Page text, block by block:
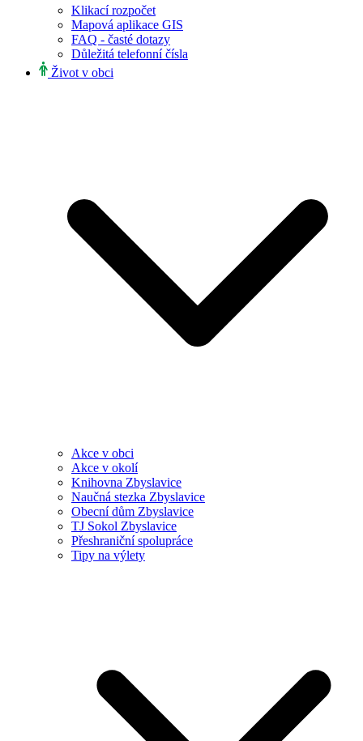
Klikací rozpočet
Mapová aplikace GIS
FAQ - časté dotazy
Důležitá telefonní čísla
Život v obci
Akce v obci
Akce v okolí
Knihovna Zbyslavice
Naučná stezka Zbyslavice
Obecní dům Zbyslavice
TJ Sokol Zbyslavice
Přeshraniční spolupráce
Tipy na výlety